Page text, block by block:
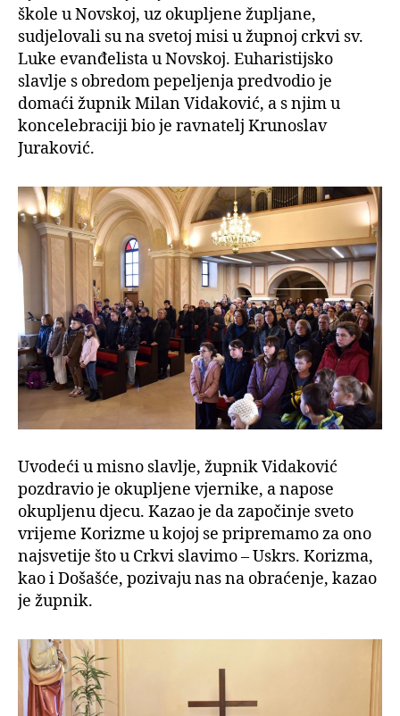
škole u Novskoj, uz okupljene župljane,
sudjelovali su na svetoj misi u župnoj crkvi sv.
Luke evanđelista u Novskoj. Euharistijsko
slavlje s obredom pepeljenja predvodio je
domaći župnik Milan Vidaković, a s njim u
koncelebraciji bio je ravnatelj Krunoslav
Juraković.
Uvodeći u misno slavlje, župnik Vidaković
pozdravio je okupljene vjernike, a napose
okupljenu djecu. Kazao je da započinje sveto
vrijeme Korizme u kojoj se pripremamo za ono
najsvetije što u Crkvi slavimo – Uskrs. Korizma,
kao i Došašće, pozivaju nas na obraćenje, kazao
je župnik.